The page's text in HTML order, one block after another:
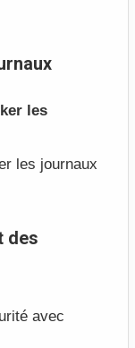
les
les journaux
des
avec